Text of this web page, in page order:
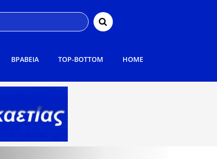
ΒΡΑΒΕΙΑ TOP-BOTTOM HOME